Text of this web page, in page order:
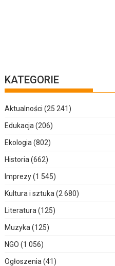
KATEGORIE
Aktualności (25 241)
Edukacja (206)
Ekologia (802)
Historia (662)
Imprezy(1 545)
Kultura i sztuka (2 680)
Literatura (125)
Muzyka (125)
NGO (1 056)
Ogłoszenia (41)